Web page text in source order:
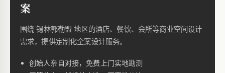
案
围绕 锡林郭勒盟 地区的酒店、餐饮、会所等商业空间设计
需求，提供定制化全案设计服务。
创始人亲自对接，免费上门实地勘测